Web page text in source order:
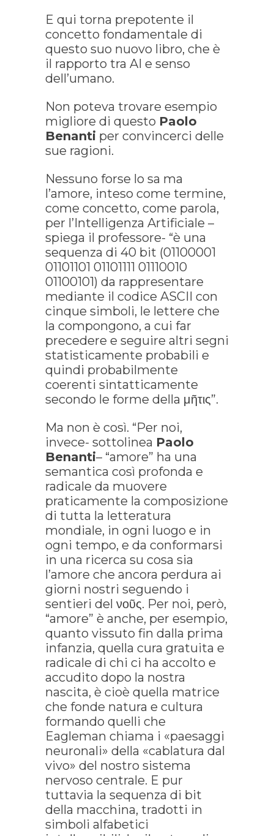
E qui torna prepotente il
concetto fondamentale di
questo suo nuovo libro, che è
il rapporto tra AI e senso
dell’umano.
Non poteva trovare esempio
migliore di questo Paolo
Benanti per convincerci delle
sue ragioni.
Nessuno forse lo sa ma
l’amore, inteso come termine,
come concetto, come parola,
per l’Intelligenza Artificiale –
spiega il professore- “è una
sequenza di 40 bit (01100001
01101101 01101111 01110010
01100101) da rappresentare
mediante il codice ASCII con
cinque simboli, le lettere che
la compongono, a cui far
precedere e seguire altri segni
statisticamente probabili e
quindi probabilmente
coerenti sintatticamente
secondo le forme della μῆτις”.
Ma non è così. “Per noi,
invece- sottolinea Paolo
Benanti– “amore” ha una
semantica così profonda e
radicale da muovere
praticamente la composizione
di tutta la letteratura
mondiale, in ogni luogo e in
ogni tempo, e da conformarsi
in una ricerca su cosa sia
l’amore che ancora perdura ai
giorni nostri seguendo i
sentieri del νοῦς. Per noi, però,
“amore” è anche, per esempio,
quanto vissuto fin dalla prima
infanzia, quella cura gratuita e
radicale di chi ci ha accolto e
accudito dopo la nostra
nascita, è cioè quella matrice
che fonde natura e cultura
formando quelli che
Eagleman chiama i «paesaggi
neuronali» della «cablatura dal
vivo» del nostro sistema
nervoso centrale. E pur
tuttavia la sequenza di bit
della macchina, tradotti in
simboli alfabetici